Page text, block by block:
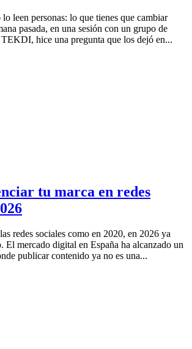
leen personas: lo que tienes que cambiar
pasada, en una sesión con un grupo de
hice una pregunta que los dejó en...
tu marca en redes
redes sociales como en 2020, en 2026 ya
El mercado digital en España ha alcanzado un
publicar contenido ya no es una...